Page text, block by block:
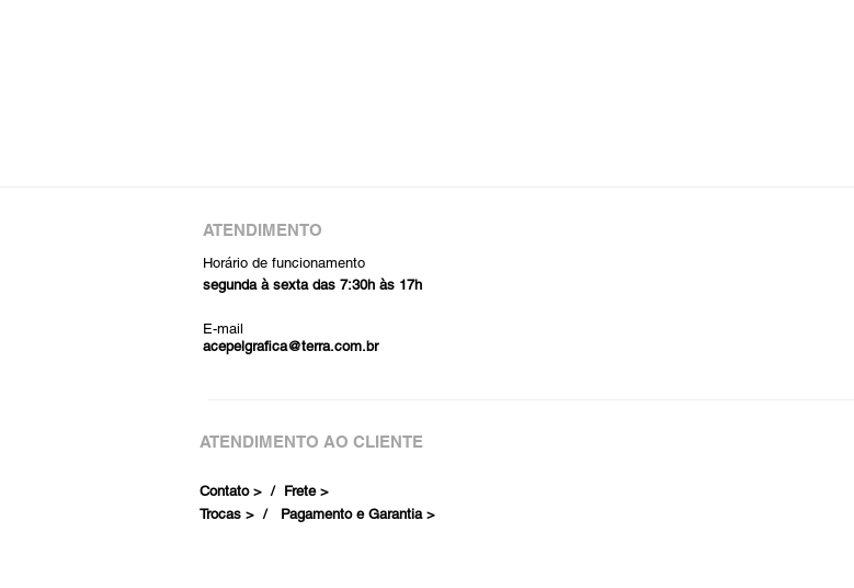
ATENDIMENTO
Horário de funcionamento
segunda à sexta das 7:30h às 17h
E-mail
acepelgrafica@terra.com.br
ATENDIMENTO AO CLIENTE
Contato > / Frete >
Trocas > / Pagamento e Garantia >